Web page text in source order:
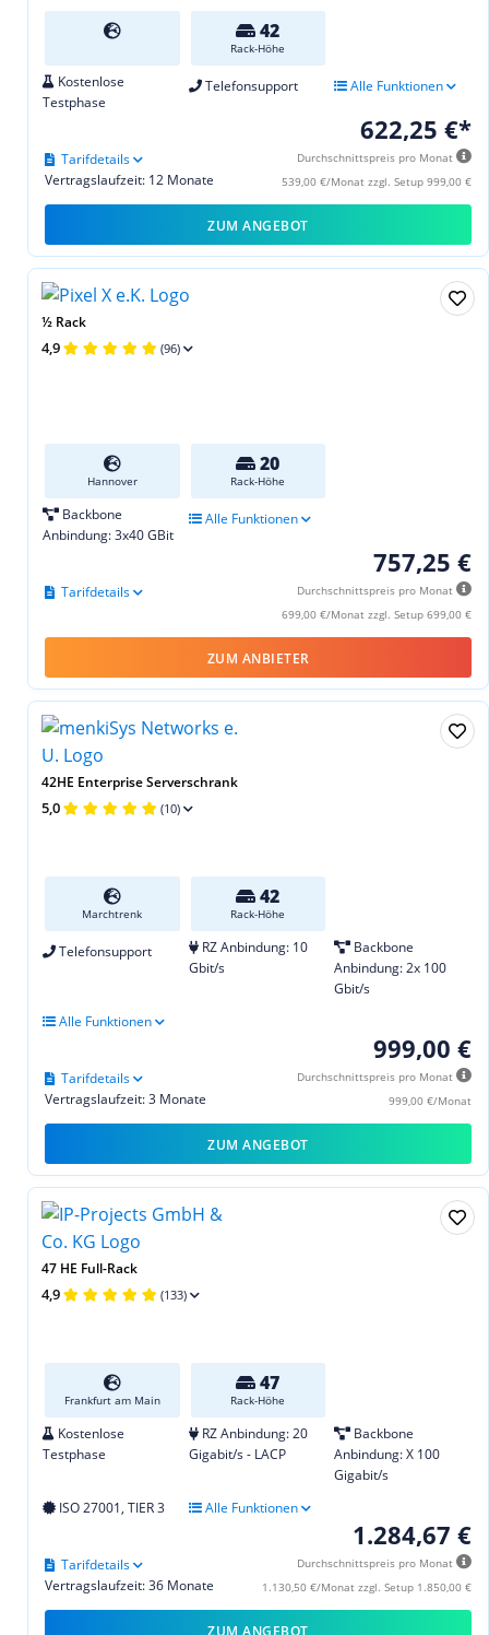
42
Rack-Höhe
Kostenlose
Testphase
Telefonsupport Alle Funktionen
622,25 €*
Durchschnittspreis pro Monat
539,00 €/Monat zzgl. Setup 999,00 €
Vertragslaufzeit: 12 Monate
Tarifdetails
ZUM ANGEBOT
½ Rack
4,9 (96)
Hannover
20
Rack-Höhe
Backbone
Anbindung: 3x40 GBit
Alle Funktionen
757,25 €
Durchschnittspreis pro Monat
699,00 €/Monat zzgl. Setup 699,00 €
Tarifdetails
ZUM ANBIETER
42HE Enterprise Serverschrank
5,0 (10)
Marchtrenk
42
Rack-Höhe
Telefonsupport
RZ Anbindung: 10
Gbit/s
Backbone
Anbindung: 2x 100
Gbit/s
Alle Funktionen
999,00 €
Durchschnittspreis pro Monat
999,00 €/Monat
Vertragslaufzeit: 3 Monate
Tarifdetails
ZUM ANGEBOT
47 HE Full-Rack
4,9 (133)
Frankfurt am Main
47
Rack-Höhe
Kostenlose
Testphase
RZ Anbindung: 20
Gigabit/s - LACP
Backbone
Anbindung: X 100
Gigabit/s
ISO 27001, TIER 3
Alle Funktionen
1.284,67 €
Durchschnittspreis pro Monat
1.130,50 €/Monat zzgl. Setup 1.850,00 €
Vertragslaufzeit: 36 Monate
Tarifdetails